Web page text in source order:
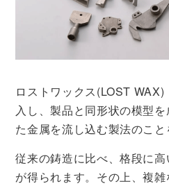
ロストワックス(LOST
入し、製品と同形状の模型
た金属を流し込む製法のこと
従来の鋳造に比べ、格段に
が得られます。その上、複